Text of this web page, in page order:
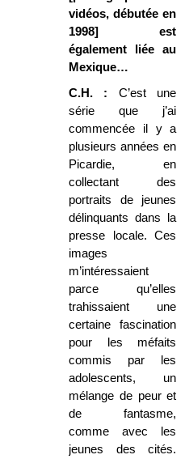
vidéos, débutée en
1998] est
également liée au
Mexique…
C.H. : C’est une
série que j’ai
commencée il y a
plusieurs années en
Picardie, en
collectant des
portraits de jeunes
délinquants dans la
presse locale. Ces
images
m’intéressaient
parce qu’elles
trahissaient une
certaine fascination
pour les méfaits
commis par les
adolescents, un
mélange de peur et
de fantasme,
comme avec les
jeunes des cités.